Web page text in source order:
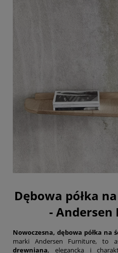
Dębowa półka
-
Nowoczesna, dębowa półka na
marki Andersen Furniture, to
drewniana, elegancka i